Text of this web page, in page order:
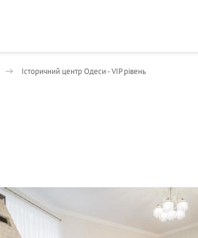
Історичний центр Одеси - VIP рівень